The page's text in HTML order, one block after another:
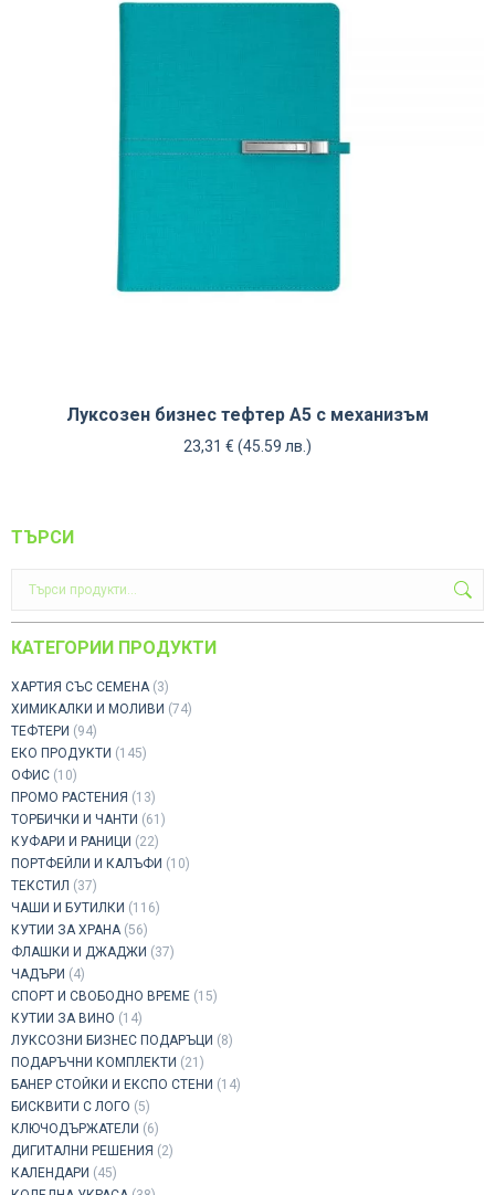
Луксозен бизнес тефтер А5 с механизъм
23,31 € (45.59 лв.)
ТЪРСИ
КАТЕГОРИИ ПРОДУКТИ
ХАРТИЯ СЪС СЕМЕНА (3)
ХИМИКАЛКИ И МОЛИВИ (74)
ТЕФТЕРИ (94)
ЕКО ПРОДУКТИ (145)
ОФИС (10)
ПРОМО РАСТЕНИЯ (13)
ТОРБИЧКИ И ЧАНТИ (61)
КУФАРИ И РАНИЦИ (22)
ПОРТФЕЙЛИ И КАЛЪФИ (10)
ТЕКСТИЛ (37)
ЧАШИ И БУТИЛКИ (116)
КУТИИ ЗА ХРАНА (56)
ФЛАШКИ И ДЖАДЖИ (37)
ЧАДЪРИ (4)
СПОРТ И СВОБОДНО ВРЕМЕ (15)
КУТИИ ЗА ВИНО (14)
ЛУКСОЗНИ БИЗНЕС ПОДАРЪЦИ (8)
ПОДАРЪЧНИ КОМПЛЕКТИ (21)
БАНЕР СТОЙКИ И ЕКСПО СТЕНИ (14)
БИСКВИТИ С ЛОГО (5)
КЛЮЧОДЪРЖАТЕЛИ (6)
ДИГИТАЛНИ РЕШЕНИЯ (2)
КАЛЕНДАРИ (45)